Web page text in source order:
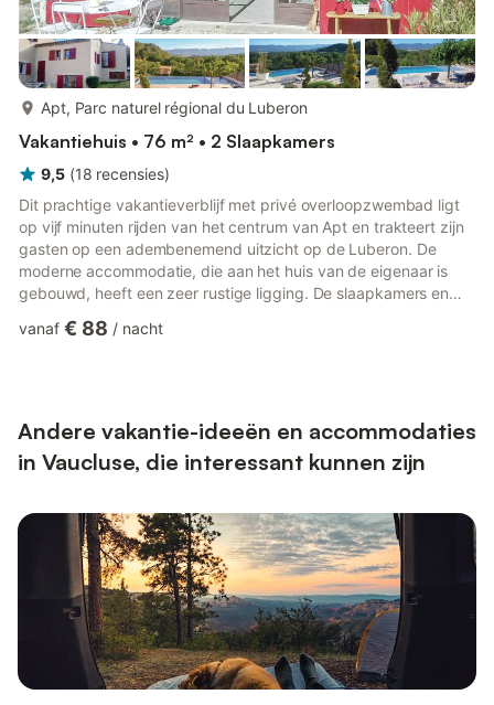
Apt, Parc naturel régional du Luberon
Vakantiehuis • 76 m² • 2 Slaapkamers
9,5 (18 recensies)
Dit prachtige vakantieverblijf met privé overloopzwembad ligt
op vijf minuten rijden van het centrum van Apt en trakteert zijn
gasten op een adembenemend uitzicht op de Luberon. De
moderne accommodatie, die aan het huis van de eigenaar is
gebouwd, heeft een zeer rustige ligging. De slaapkamers en
tijdelijke woning is smaakvol en liefdevol ingericht en
okergroeven van Rust...
vanaf € 88 / nacht
Andere vakantie-ideeën en accommodaties
in Vaucluse, die interessant kunnen zijn